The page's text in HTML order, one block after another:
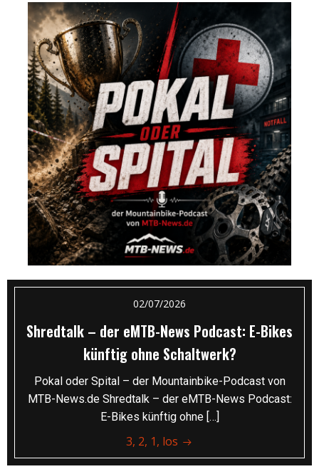
02/07/2026
Shredtalk – der eMTB-News Podcast: E-Bikes
künftig ohne Schaltwerk?
Pokal oder Spital – der Mountainbike-Podcast von
MTB-News.de Shredtalk – der eMTB-News Podcast:
E-Bikes künftig ohne […]
3, 2, 1, los